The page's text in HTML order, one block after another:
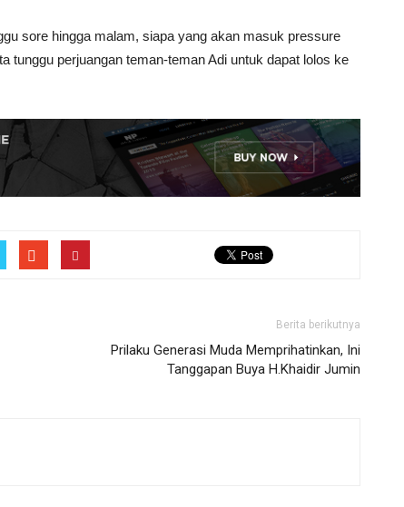
sore hingga malam, siapa yang akan masuk pressure
tunggu perjuangan teman-teman Adi untuk dapat lolos ke
Berita berikutnya
Prilaku Generasi Muda Memprihatinkan, Ini
Tanggapan Buya H.Khaidir Jumin